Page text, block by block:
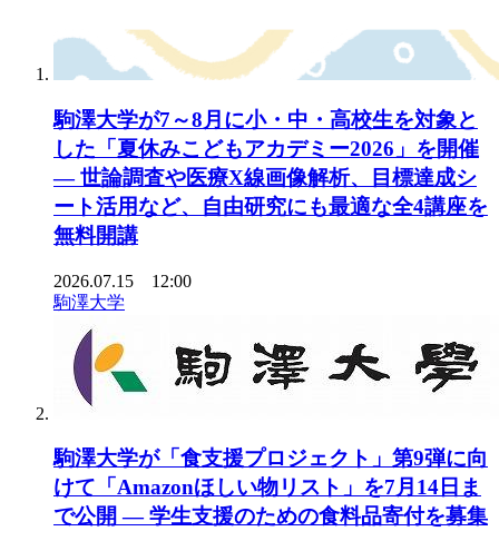
駒澤大学が7～8月に小・中・高校生を対象と
した「夏休みこどもアカデミー2026」を開催
— 世論調査や医療X線画像解析、目標達成シ
ート活用など、自由研究にも最適な全4講座を
無料開講
2026.07.15 12:00
駒澤大学
駒澤大学が「食支援プロジェクト」第9弾に向
けて「Amazonほしい物リスト」を7月14日ま
で公開 ― 学生支援のための食料品寄付を募集